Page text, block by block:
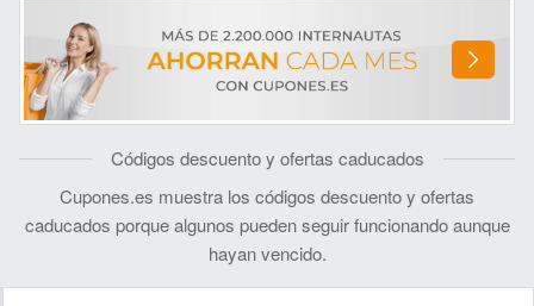
Códigos descuento y ofertas caducados
Cupones.es muestra los códigos descuento y ofertas
caducados porque algunos pueden seguir funcionando aunque
hayan vencido.